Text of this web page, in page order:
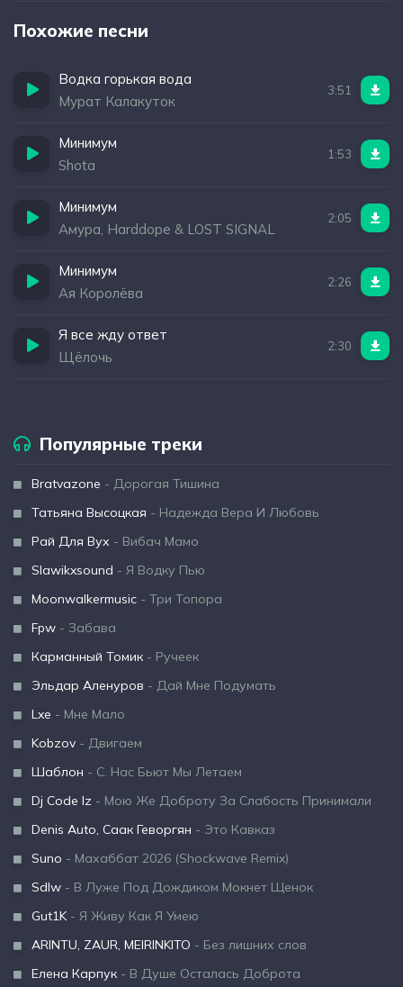
Похожие песни
Водка горькая вода
Мурат Калакуток
3:51
Минимум
Shota
1:53
Минимум
Амура, Harddope & LOST SIGNAL
2:05
Минимум
Ая Королёва
2:26
Я все жду ответ
Щёлочь
2:30
Популярные треки
Bratvazone - Дорогая Тишина
Татьяна Высоцкая - Надежда Вера И Любовь
Рай Для Вух - Вибач Мамо
Slawikxsound - Я Водку Пью
Moonwalkermusic - Три Топора
Fpw - Забава
Карманный Томик - Ручеек
Эльдар Аленуров - Дай Мне Подумать
Lxe - Мне Мало
Kobzov - Двигаем
Шаблон - С. Нас Бьют Мы Летаем
Dj Code Iz - Мою Же Доброту За Слабость Принимали
Denis Auto, Саак Геворгян - Это Кавказ
Suno - Махаббат 2026 (Shockwave Remix)
Sdlw - В Луже Под Дождиком Мокнет Щенок
Gut1K- Я Живу Как Я Умею
ARINTU, ZAUR, MEIRINKITO - Без лишних слов
Елена Карпук - В Душе Осталась Доброта